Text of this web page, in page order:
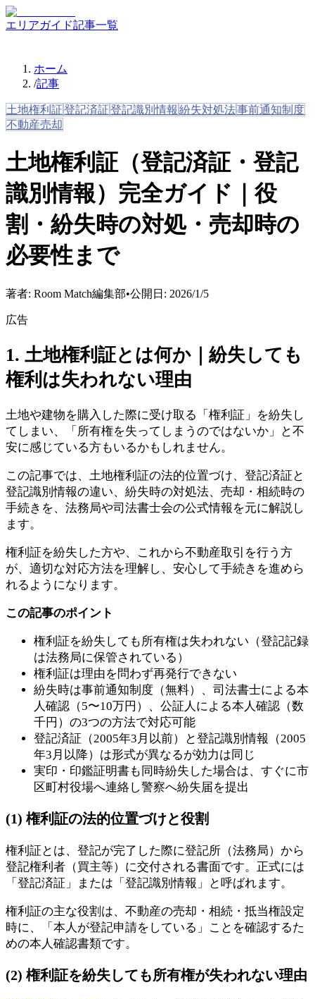
エリアガイド記事一覧
ホーム
/記事
土地権利証登記済証登記識別情報 紛失対処法事前通知制度
不動産売却
土地権利証（登記済証・登記
識別情報）完全ガイド｜役
割・紛失時の対処・売却時の
必要性まで
著者: Room Match編集部•公開日: 2026/1/5
広告
1. 土地権利証とは何か｜紛失しても
権利は失われない理由
土地や建物を購入した際に受け取る「権利証」を紛失し
てしまい、「所有権を失ってしまうのではないか」と不
安に感じている方もいるかもしれません。
この記事では、土地権利証の法的位置づけ、登記済証と
登記識別情報の違い、紛失時の対処法、売却・相続時の
手続きを、法務局や司法書士会の公式情報を元に解説し
ます。
権利証を紛失した方や、これから不動産取引を行う方
が、適切な対応方法を理解し、安心して手続きを進めら
れるようになります。
この記事のポイント
権利証を紛失しても所有権は失われない（登記記録
は法務局に保管されている）
権利証は理由を問わず再発行できない
紛失時は事前通知制度（無料）、司法書士による本
人確認（5〜10万円）、公証人による本人確認（数
千円）の3つの方法で対応可能
登記済証（2005年3月以前）と登記識別情報（2005
年3月以降）は形式が異なるが効力は同じ
実印・印鑑証明書も同時紛失した場合は、すぐに市
区町村役場へ連絡し警察へ紛失届を提出
(1) 権利証の法的位置づけと役割
権利証とは、登記が完了した際に登記所（法務局）から
登記権利者（買主等）に交付される書面です。正式には
「登記済証」または「登記識別情報」と呼ばれます。
権利証の主な役割は、不動産の売却・相続・抵当権設定
時に、「本人が登記申請をしている」ことを確認するた
めの本人確認書類です。
(2) 権利証を紛失しても所有権が失われない理由